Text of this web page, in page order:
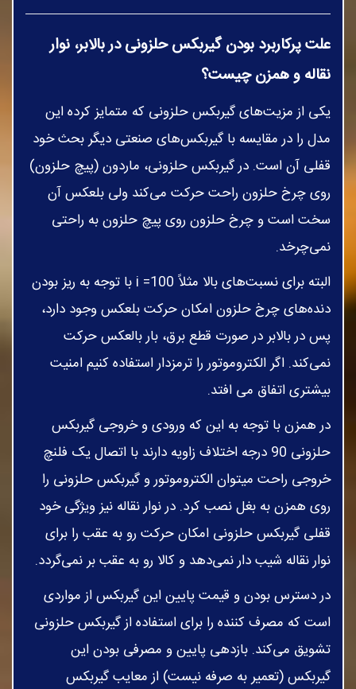
علت پرکاربرد بودن گیربکس حلزونی در بالابر، نوار
نقاله و همزن چیست؟
یکی از مزیت‌های گیربکس حلزونی که متمایز کرده این
مدل را در مقایسه با گیربکس‌های صنعتی دیگر بحث خود
قفلی آن است. در گیربکس حلزونی، ماردون (پیچ حلزون)
روی چرخ حلزون راحت حرکت می‌کند ولی بلعکس آن
سخت است و چرخ حلزون روی پیچ حلزون به راحتی
نمی‌چرخد.
البته برای نسبت‌های بالا مثلاً 100= i با توجه به ریز بودن
دنده‌های چرخ حلزون امکان حرکت بلعکس وجود دارد،
پس در بالابر در صورت قطع برق، بار بالعکس حرکت
نمی‌کند. اگر الکتروموتور را ترمزدار استفاده کنیم امنیت
بیشتری اتفاق می افتد.
در همزن با توجه به این که ورودی و خروجی گیربکس
حلزونی 90 درجه اختلاف زاویه دارند با اتصال یک فلنچ
خروجی راحت میتوان الکتروموتور و گیربکس حلزونی را
روی همزن به بغل نصب کرد. در نوار نقاله نیز ویژگی خود
قفلی گیربکس حلزونی امکان حرکت رو به عقب را برای
نوار نقاله شیب دار نمی‌دهد و کالا رو به عقب بر نمی‌گردد.
در دسترس بودن و قیمت پایین این گیربکس از مواردی
است که مصرف کننده را برای استفاده از گیربکس حلزونی
تشویق می‌کند. بازدهی پایین و مصرفی بودن این
گیربکس (تعمیر به صرفه نیست) از معایب گیربکس